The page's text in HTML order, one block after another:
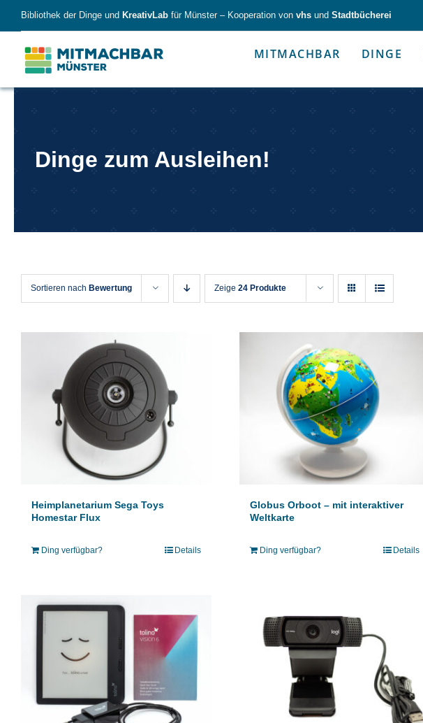
content
Bibliothek der Dinge und KreativLab für Münster – Kooperation von vhs und Stadtbücherei
MITMACHBAR DINGE
Forschen
Forschen
Alles für kleine & große Entdecker.
Werkzeug & Alltagshelfer
Werkzeug & Altagshelfer
Nimm die Dinge selbst in die Hand.
Dinge zum Ausleihen!
Sortieren nach Bewertung Zeige 24 Produkte
Heimplanetarium Sega Toys
Homestar Flux
Ding verfügbar? Details
Globus Orboot – mit interaktiver
Weltkarte
Ding verfügbar? Details